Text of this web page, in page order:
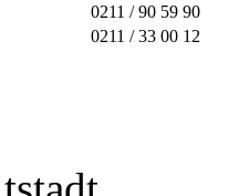
0211 / 90 59 90
0211 / 33 00 12